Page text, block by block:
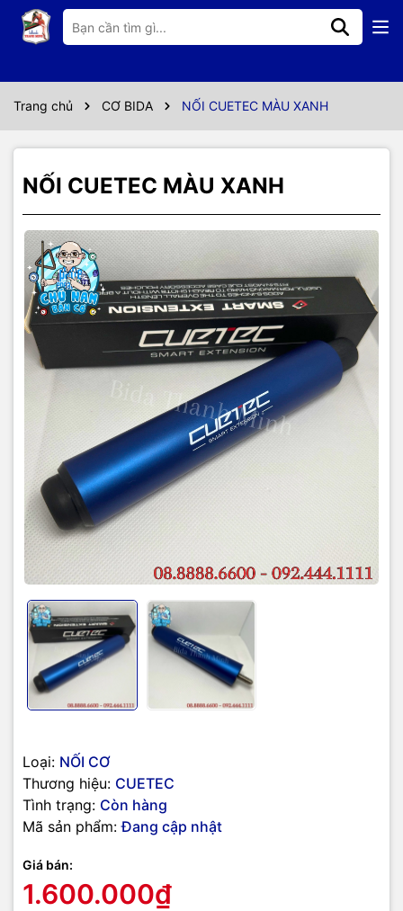
Trang chủ CƠ BIDA NỐI CUETEC MÀU XANH
NỐI CUETEC MÀU XANH
Loại: NỐI CƠ
Thương hiệu: CUETEC
Tình trạng: Còn hàng
Mã sản phẩm: Đang cập nhật
Giá bán:
1.600.000₫
Thông số kỹ thuật